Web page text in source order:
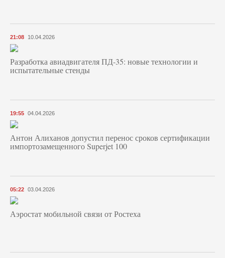
21:08 10.04.2026
Разработка авиадвигателя ПД-35: новые технологии и
испытательные стенды
19:55 04.04.2026
Антон Алиханов допустил перенос сроков сертификации
импортозамещенного Superjet 100
05:22 03.04.2026
Аэростат мобильной связи от Ростеха